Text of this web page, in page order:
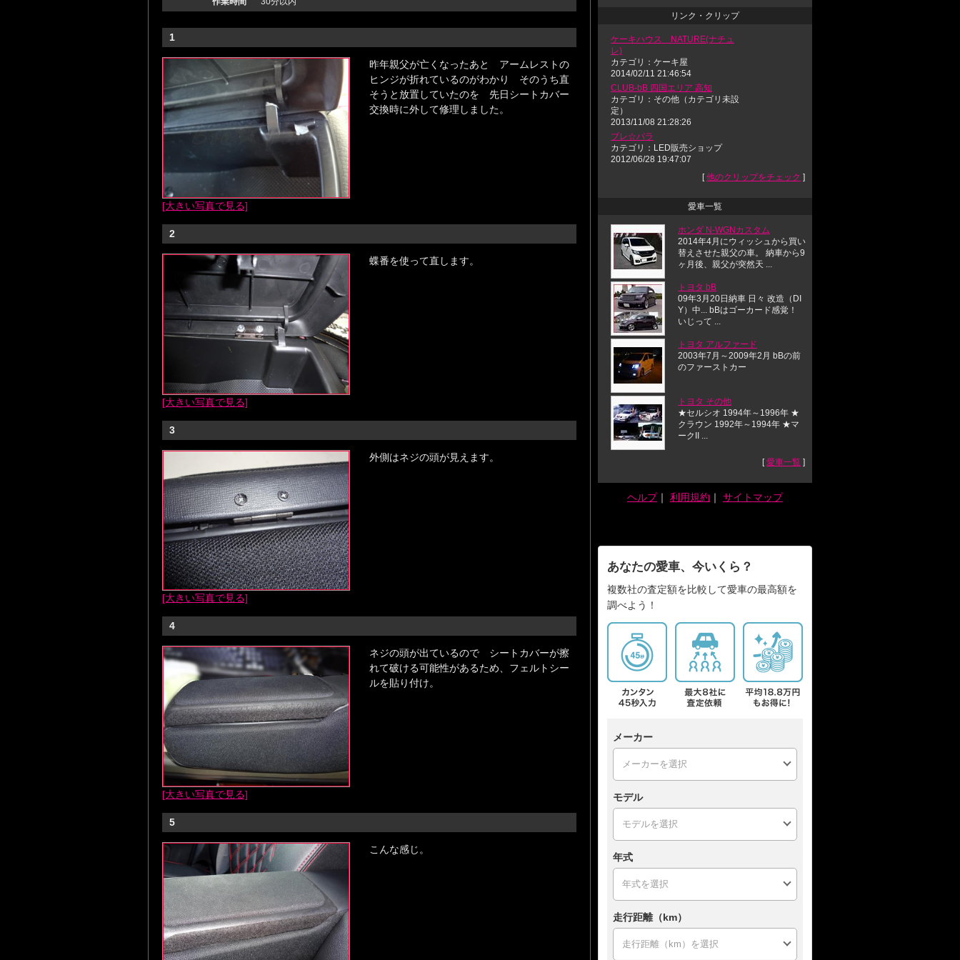
1
[大きい写真で見る]
昨年親父が亡くなったあと アームレストの
ヒンジが折れているのがわかり そのうち直
そうと放置していたのを 先日シートカバー
交換時に外して修理しました。
2
[大きい写真で見る]
蝶番を使って直します。
3
[大きい写真で見る]
外側はネジの頭が見えます。
4
[大きい写真で見る]
ネジの頭が出ているので シートカバーが擦
れて破ける可能性があるため、フェルトシー
ルを貼り付け。
5
こんな感じ。
リンク・クリップ
ケーキハウス NATURE(ナチュ
レ)
カテゴリ：ケーキ屋
2014/02/11 21:46:54
CLUB-bB 四国エリア 高知
カテゴリ：その他（カテゴリ未設
定）
2013/11/08 21:28:26
ブレ☆パラ
カテゴリ：LED販売ショップ
2012/06/28 19:47:07
[他のクリップをチェック ]
愛車一覧
ホンダ N-WGNカスタム
2014年4月にウィッシュから買い
替えさせた親父の車。 納車から9
ヶ月後、親父が突然天 ...
トヨタ bB
09年3月20日納車 日々 改造（DI
Y）中... bBはゴーカード感覚！
いじって ...
トヨタ アルファード
2003年7月～2009年2月 bBの前
のファーストカー
トヨタ その他
★セルシオ 1994年～1996年 ★
クラウン 1992年～1994年 ★マ
ークII ...
[愛車一覧 ]
ヘルプ｜ 利用規約 ｜ サイトマップ
あなたの愛車、今いくら？
複数社の査定額を比較して愛車の最高額を
調べよう！
メーカー
モデル
年式
走行距離（km）